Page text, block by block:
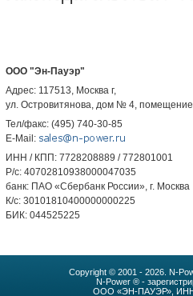
ООО "Эн-Пауэр"
Адрес: 117513, Москва г,
ул. Островитянова, дом № 4,
Тел/факс: (495) 740-30-85
E-Mail:
ИНН / КПП: 7728208889 / 772801001
Р/с: 40702810938000047035
банк: ПАО «Сбербанк России», г. Москва
К/с: 30101810400000000225
БИК: 044525225
Copyright © 2001 - 2026. N-
N-Power ® -
ООО «ЭН-ПАУЭР», ИНН: